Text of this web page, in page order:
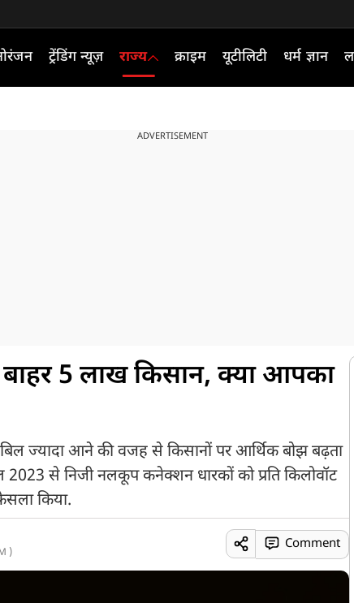
ट्रेंडिंग न्यूज़ राज्य क्राइम यूटीलिटी धर्म ज्ञान
ADVERTISEMENT
बाहर 5 लाख किसान, क्या आपका
ज्यादा आने की वजह से किसानों पर आर्थिक बोझ बढ़ता
से निजी नलकूप कनेक्शन धारकों को प्रति किलोवॉट
किया.
)
Comment